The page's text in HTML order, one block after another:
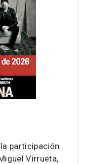
participación
Virrueta,